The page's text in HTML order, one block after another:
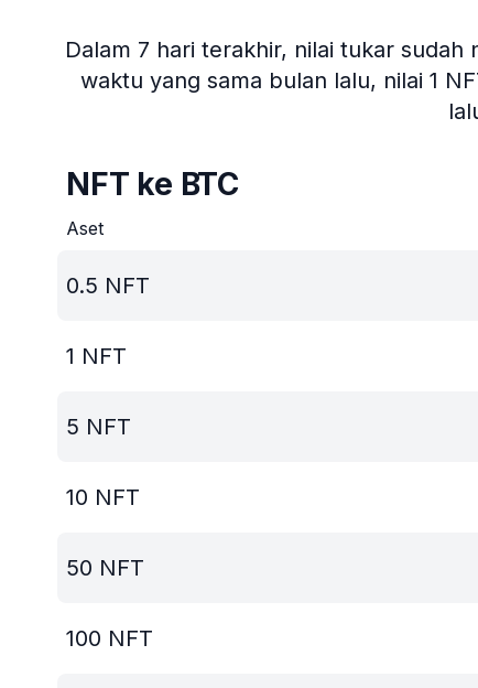
Dalam 7 hari terakhir, nilai tukar sudah
waktu yang sama bulan lalu, nilai 1
NFT ke BTC
Aset
0.5 NFT
1 NFT
5 NFT
10 NFT
50 NFT
100 NFT